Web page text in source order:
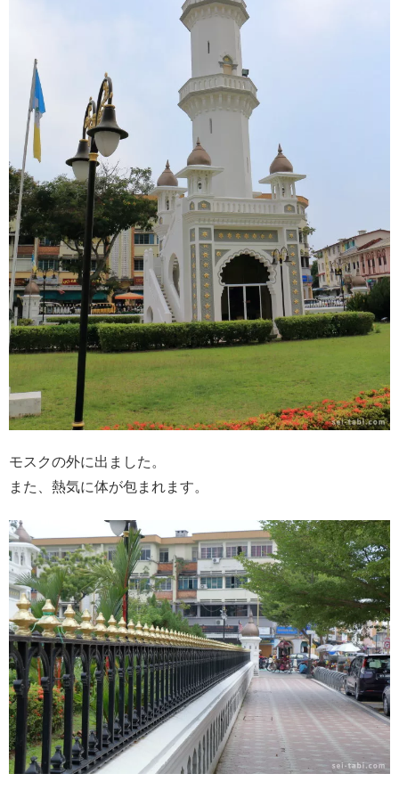
モスクの外に出ました。
また、熱気に体が包まれます。